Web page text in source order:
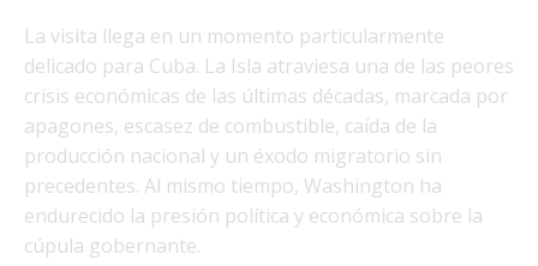
La visita llega en un momento particularmente
delicado para Cuba. La Isla atraviesa una de las peores
crisis económicas de las últimas décadas, marcada por
apagones, escasez de combustible, caída de la
producción nacional y un éxodo migratorio sin
precedentes. Al mismo tiempo, Washington ha
endurecido la presión política y económica sobre la
cúpula gobernante.